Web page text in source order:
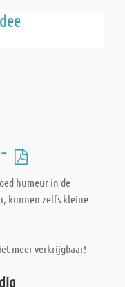
humeur in de
kunnen zelfs kleine
meer verkrijgbaar!